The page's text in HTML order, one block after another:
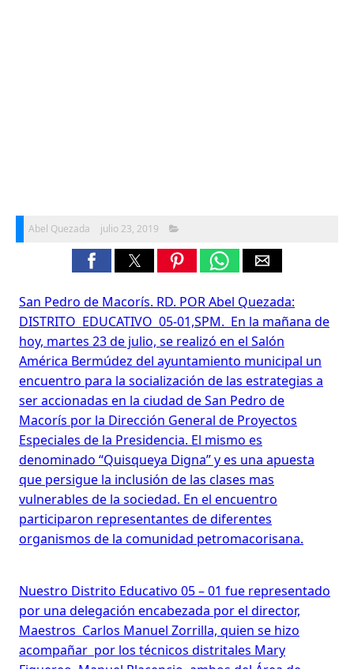
Abel Quezada julio 23, 2019
San Pedro de Macorís. RD. POR Abel Quezada:
DISTRITO EDUCATIVO 05-01,SPM. En la mañana de
hoy, martes 23 de julio, se realizó en el Salón
América Bermúdez del ayuntamiento municipal un
encuentro para la socialización de las estrategias a
ser accionadas en la ciudad de San Pedro de
Macorís por la Dirección General de Proyectos
Especiales de la Presidencia. El mismo es
denominado “Quisqueya Digna” y es una apuesta
que persigue la inclusión de las clases mas
vulnerables de la sociedad. En el encuentro
participaron representantes de diferentes
organismos de la comunidad petromacorisana.
Nuestro Distrito Educativo 05 – 01 fue representado
por una delegación encabezada por el director,
Maestros Carlos Manuel Zorrilla, quien se hizo
acompañar por los técnicos distritales Mary